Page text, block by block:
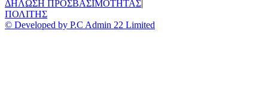
ΔΗΛΩΣΗ ΠΡΟΣΒΑΣΙΜΟΤΗΤΑΣ|
ΠΟΛΙΤΗΣ
© Developed by P.C Admin 22 Limited